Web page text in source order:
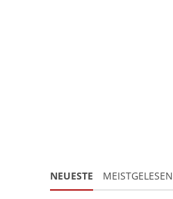
NEUESTE MEISTGELESEN